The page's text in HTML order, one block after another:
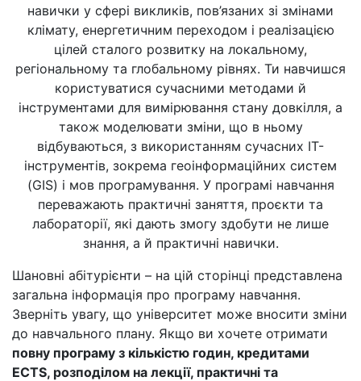
навички у сфері викликів, пов’язаних зі змінами
клімату, енергетичним переходом і реалізацією
цілей сталого розвитку на локальному,
регіональному та глобальному рівнях. Ти навчишся
користуватися сучасними методами й
інструментами для вимірювання стану довкілля, а
також моделювати зміни, що в ньому
відбуваються, з використанням сучасних ІТ-
інструментів, зокрема геоінформаційних систем
(GIS) і мов програмування. У програмі навчання
переважають практичні заняття, проєкти та
лабораторії, які дають змогу здобути не лише
знання, а й практичні навички.
Шановні абітурієнти – на цій сторінці представлена
загальна інформація про програму навчання.
Зверніть увагу, що університет може вносити зміни
до навчального плану. Якщо ви хочете отримати
повну програму з кількістю годин, кредитами
ECTS, розподілом на лекції, практичні та